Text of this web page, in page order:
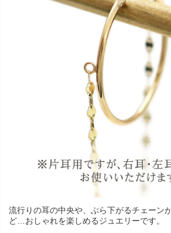
流行りの耳の中央や、ぶら下がるチェーン
ど…おしゃれを楽しめるジュエリーです。